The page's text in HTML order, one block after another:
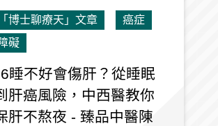
博士聊療天」文章
癌症
礙
睡不好會傷肝？從睡眠
肝癌風險，中西醫教你
肝不熬夜 - 臻品中醫陳